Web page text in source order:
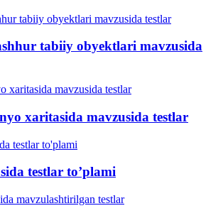
tabiiy obyektlari mavzusida
xaritasida mavzusida testlar
testlar to’plami